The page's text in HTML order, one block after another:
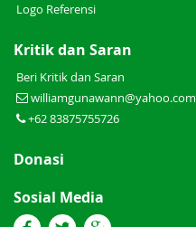
Logo Referensi
Kritik dan Saran
Beri Kritik dan Saran
williamgunawann@yahoo.com
+62 83875755726
Donasi
Sosial Media